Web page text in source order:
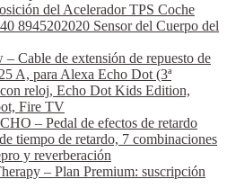
del Acelerador TPS Coche
8945202020 Sensor del Cuerpo del
Cable de extensión de repuesto de
A, para Alexa Echo Dot (3ª
reloj, Echo Dot Kids Edition,
Fire TV
– Pedal de efectos de retardo
tiempo de retardo, 7 combinaciones
y reverberación
– Plan Premium: suscripción